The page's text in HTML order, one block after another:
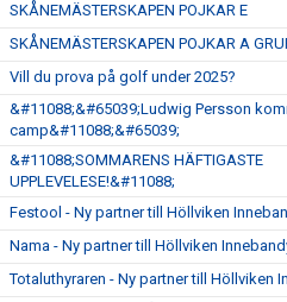
SKÅNEMÄSTERSKAPEN POJKAR E
SKÅNEMÄSTERSKAPEN POJKAR A
Vill du prova på golf under 2025?
&#11088;&#65039;Ludwig Persson
camp&#11088;&#65039;
&#11088;SOMMARENS HÄFTIGASTE
UPPLEVELESE!&#11088;
Festool - Ny partner till Höllviken
Nama - Ny partner till Höllviken
Totaluthyraren - Ny partner till Höllviken